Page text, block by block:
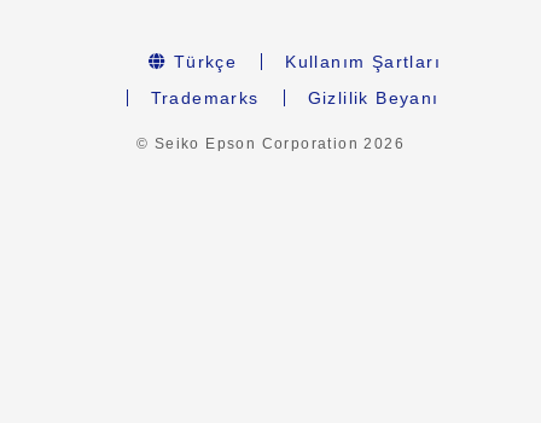
Türkçe
Kullanım Şartları
Trademarks
Gizlilik Beyanı
© Seiko Epson Corporation2026